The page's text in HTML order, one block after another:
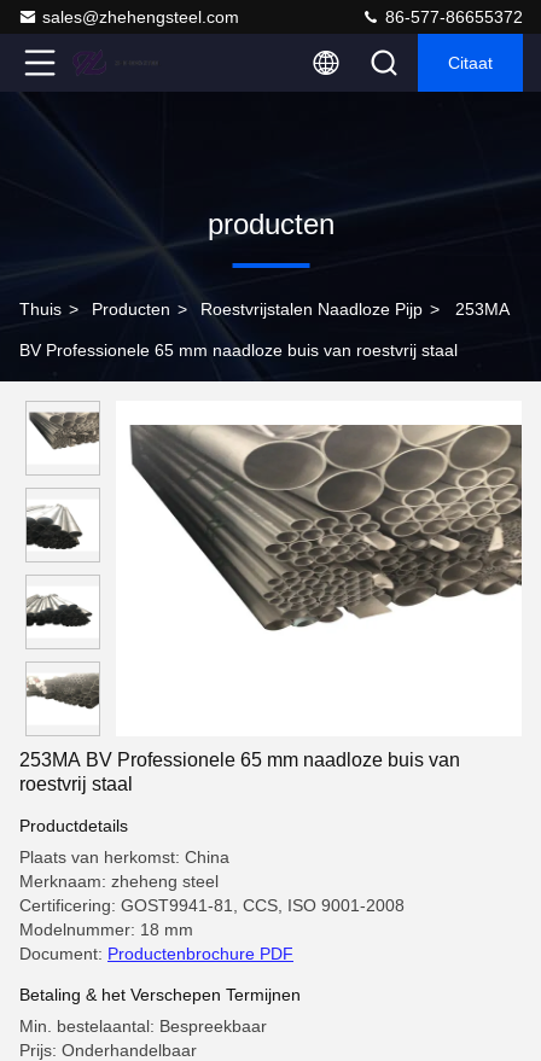
sales@zhehengsteel.com 86-577-86655372
Citaat
producten
Thuis > Producten > Roestvrijstalen Naadloze Pijp > 253MA
BV Professionele 65 mm naadloze buis van roestvrij staal
253MA BV Professionele 65 mm naadloze buis van
roestvrij staal
Productdetails
Plaats van herkomst: China
Merknaam: zheheng steel
Certificering: GOST9941-81, CCS, ISO 9001-2008
Modelnummer: 18 mm
Document: Productenbrochure PDF
Betaling & het Verschepen Termijnen
Min. bestelaantal: Bespreekbaar
Prijs: Onderhandelbaar